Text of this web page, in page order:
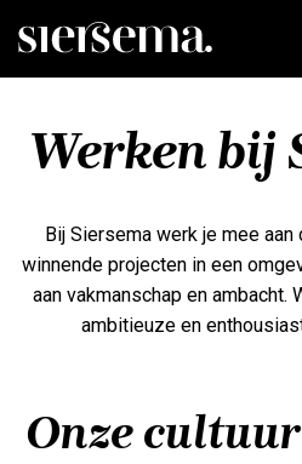
Werken bij
Bij Siersema werk je mee
winnende projecten in een
aan vakmanschap en ambacht.
ambitieuze en
Onze cultuur